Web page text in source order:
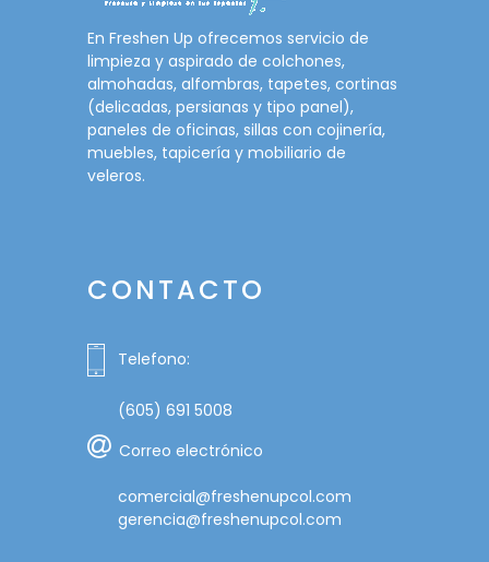
En Freshen Up ofrecemos servicio de
limpieza y aspirado de colchones,
almohadas, alfombras, tapetes, cortinas
(delicadas, persianas y tipo panel),
paneles de oficinas, sillas con cojinería,
muebles, tapicería y mobiliario de
veleros.
CONTACTO
Telefono:
(605) 691 5008
Correo electrónico
comercial@freshenupcol.com
gerencia@freshenupcol.com